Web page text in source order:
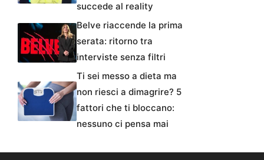
succede al reality
Belve riaccende la prima
serata: ritorno tra
interviste senza filtri
Ti sei messo a dieta ma
non riesci a dimagrire? 5
fattori che ti bloccano:
nessuno ci pensa mai